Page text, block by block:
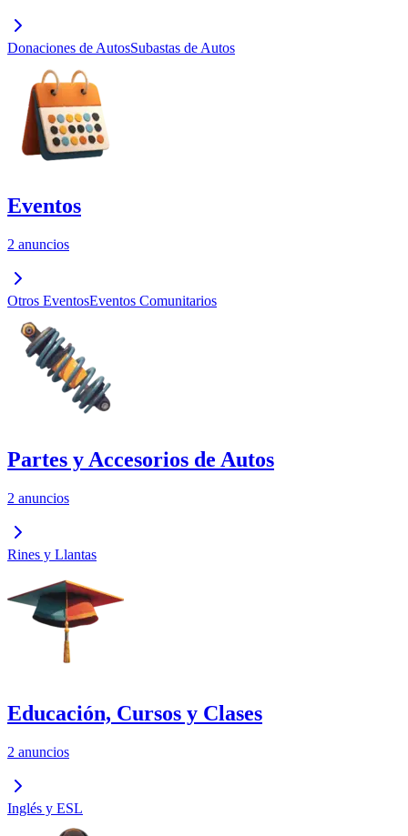
Donaciones de AutosSubastas de Autos
Eventos
2 anuncios
Otros EventosEventos Comunitarios
Partes y Accesorios de Autos
2 anuncios
Rines y Llantas
Educación, Cursos y Clases
2 anuncios
Inglés y ESL